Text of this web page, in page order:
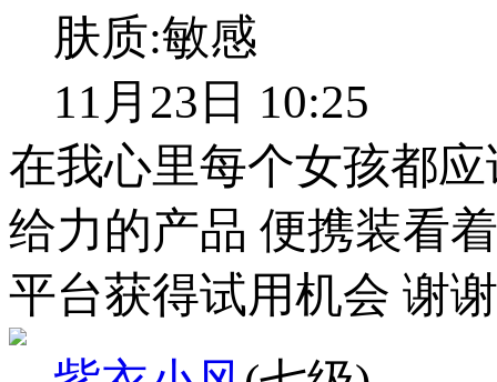
肤质:敏感
11月23日 10:25
在我心里每个女孩都
给力的产品 便携装看
平台获得试用机会 谢谢